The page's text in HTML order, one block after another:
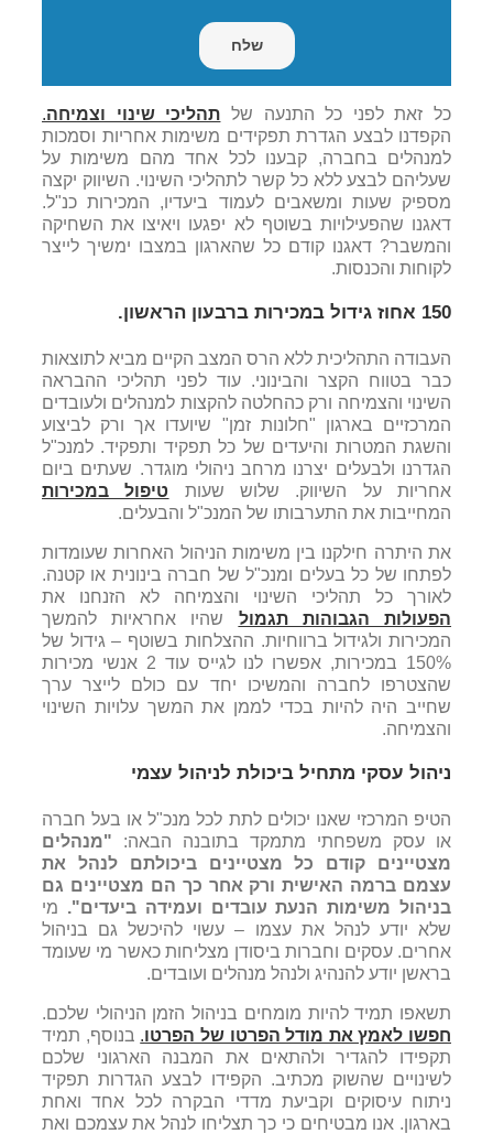
כל זאת לפני כל התנעה של תהליכי שינוי וצמיחה.
הקפדנו לבצע הגדרת תפקידים משימות אחריות וסמכות
למנהלים בחברה, קבענו לכל אחד מהם משימות על
שעליהם לבצע ללא כל קשר לתהליכי השינוי. השיווק יקצה
מספיק שעות ומשאבים לעמוד ביעדיו, המכירות כנ"ל.
דאגנו שהפעילויות בשוטף לא יפגעו ויאיצו את השחיקה
והמשבר? דאגנו קודם כל שהארגון במצבו ימשיך לייצר
לקוחות והכנסות.
150 אחוז גידול במכירות ברבעון הראשון.
העבודה התהליכית ללא הרס המצב הקיים מביא לתוצאות
כבר בטווח הקצר והבינוני. עוד לפני תהליכי ההבראה
השינוי והצמיחה ורק כהחלטה להקצות למנהלים ולעובדים
המרכזיים בארגון "חלונות זמן" שיועדו אך ורק לביצוע
והשגת המטרות והיעדים של כל תפקיד ותפקיד. למנכ"ל
הגדרנו ולבעלים יצרנו מרחב ניהולי מוגדר. שעתים ביום
אחריות על השיווק. שלוש שעות טיפול במכירות
המחייבות את התערבותו של המנכ"ל והבעלים.
את היתרה חילקנו בין משימות הניהול האחרות שעומדות
לפתחו של כל בעלים ומנכ"ל של חברה בינונית או קטנה.
לאורך כל תהליכי השינוי והצמיחה לא הזנחנו את
הפעולות הגבוהות תגמול שהיו אחראיות להמשך
המכירות ולגידול ברווחיות. ההצלחות בשוטף – גידול של
150% במכירות, אפשרו לנו לגייס עוד 2 אנשי מכירות
שהצטרפו לחברה והמשיכו יחד עם כולם לייצר ערך
שחייב היה להיות בכדי לממן את המשך עלויות השינוי
והצמיחה.
ניהול עסקי מתחיל ביכולת לניהול עצמי
הטיפ המרכזי שאנו יכולים לתת לכל מנכ"ל או בעל חברה
או עסק משפחתי מתמקד בתובנה הבאה: "מנהלים
מצטיינים קודם כל מצטיינים ביכולתם לנהל את
עצמם ברמה האישית ורק אחר כך הם מצטיינים גם
בניהול משימות הנעת עובדים ועמידה ביעדים". מי
שלא יודע לנהל את עצמו – עשוי להיכשל גם בניהול
אחרים. עסקים וחברות ביסודן מצליחות כאשר מי שעומד
בראשן יודע להנהיג ולנהל מנהלים ועובדים.
תשאפו תמיד להיות מומחים בניהול הזמן הניהולי שלכם.
חפשו לאמץ את מודל הפרטו של הפרטו. בנוסף, תמיד
תקפידו להגדיר ולהתאים את המבנה הארגוני שלכם
לשינויים שהשוק מכתיב. הקפידו לבצע הגדרות תפקיד
ניתוח עיסוקים וקביעת מדדי הבקרה לכל אחד ואחת
בארגון. אנו מבטיחים כי כך תצליחו לנהל את עצמכם ואת